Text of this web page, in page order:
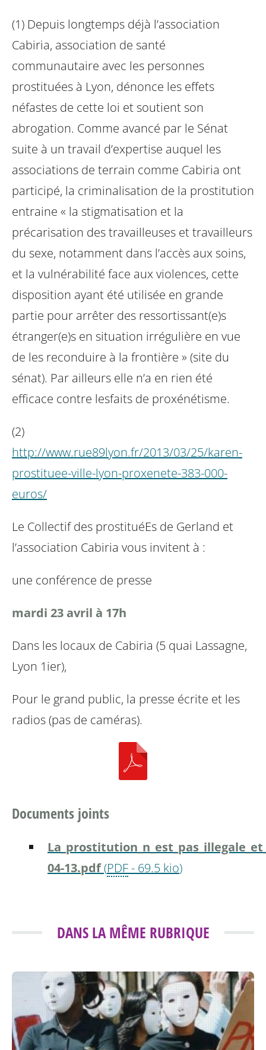
(1) Depuis longtemps déjà l’association
Cabiria, association de santé
communautaire avec les personnes
prostituées à Lyon, dénonce les effets
néfastes de cette loi et soutient son
abrogation. Comme avancé par le Sénat
suite à un travail d’expertise auquel les
associations de terrain comme Cabiria ont
participé, la criminalisation de la prostitution
entraine « la stigmatisation et la
précarisation des travailleuses et travailleurs
du sexe, notamment dans l’accès aux soins,
et la vulnérabilité face aux violences, cette
disposition ayant été utilisée en grande
partie pour arrêter des ressortissant(e)s
étranger(e)s en situation irrégulière en vue
de les reconduire à la frontière » (site du
sénat). Par ailleurs elle n’a en rien été
efficace contre lesfaits de proxénétisme.
(2)
http://www.rue89lyon.fr/2013/03/25/karen-
prostituee-ville-lyon-proxenete-383-000-
euros/
Le Collectif des prostituéEs de Gerland et
l’association Cabiria vous invitent à :
une conférence de presse
mardi 23 avril à 17h
Dans les locaux de Cabiria (5 quai Lassagne,
Lyon 1ier),
Pour le grand public, la presse écrite et les
radios (pas de caméras).
Documents joints
04-13.pdf(PDF- 69.5 kio)
DANS LA MÊME RUBRIQUE